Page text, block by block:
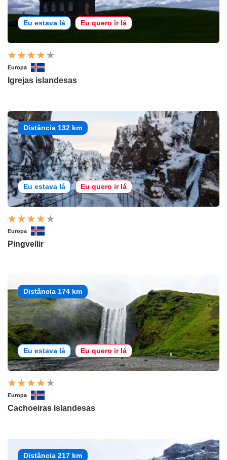
Eu estava lá Eu quero ir lá
Europa
Igrejas islandesas
Distância 132 km
Eu estava lá Eu quero ir lá
Europa
Pingvellir
Distância 174 km
Eu estava lá Eu quero ir lá
Europa
Cachoeiras islandesas
Distância 217 km